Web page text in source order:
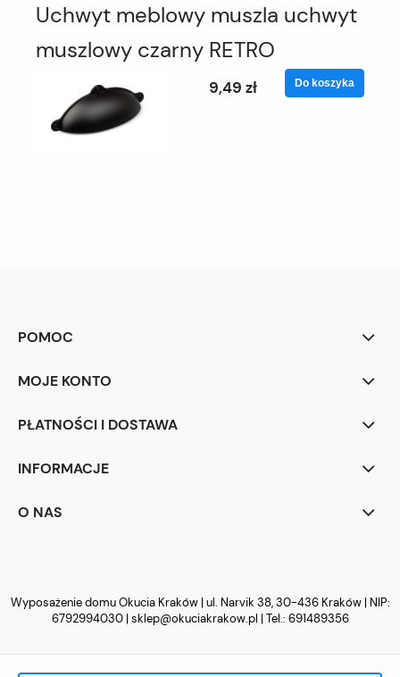
Uchwyt meblowy muszla uchwyt
muszlowy czarny RETRO
9,49 zł Do koszyka
POMOC
MOJE KONTO
PŁATNOŚCI I DOSTAWA
INFORMACJE
O NAS
Wyposażenie domu Okucia Kraków | ul. Narvik 38, 30-436 Kraków | NIP:
6792994030 | sklep@okuciakrakow.pl | Tel.: 691489356